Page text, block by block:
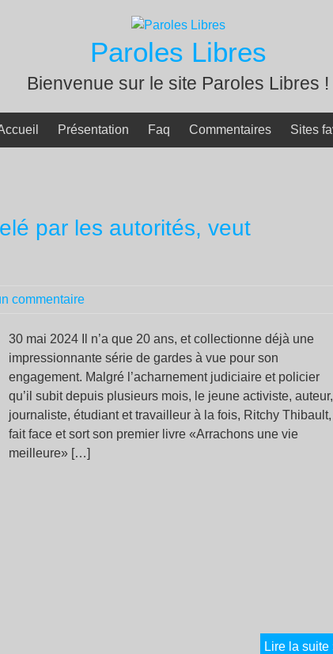
Paroles Libres
Bienvenue sur le site Paroles Libres !
Présentation Faq Commentaires Sites
par les autorités, veut
commentaire
30 mai 2024 Il n’a que 20 ans, et collectionne déjà une
impressionnante série de gardes à vue pour son
engagement. Malgré l’acharnement judiciaire et policier
qu’il subit depuis plusieurs mois, le jeune activiste, auteur,
journaliste, étudiant et travailleur à la fois, Ritchy Thibault,
fait face et sort son premier livre «Arrachons une vie
meilleure» […]
Lire la suite